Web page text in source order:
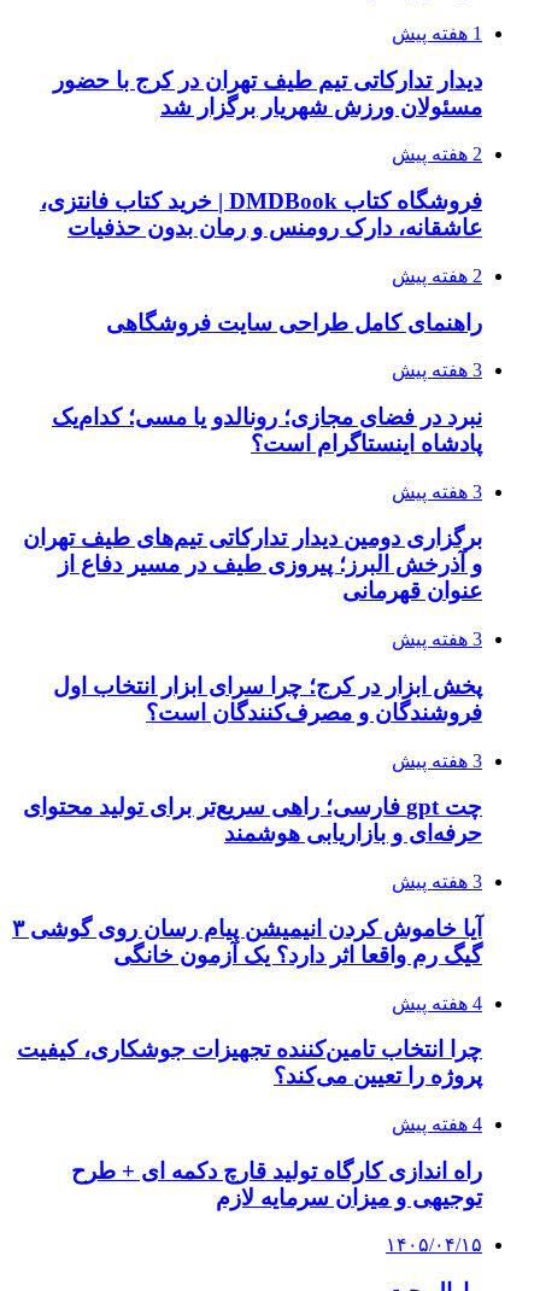
1 هفته پیش
دیدار تدارکاتی تیم طیف تهران در کرج با حضور
مسئولان ورزش شهریار برگزار شد
2 هفته پیش
فروشگاه کتاب DMDBook | خرید کتاب فانتزی،
عاشقانه، دارک رومنس و رمان بدون حذفیات
2 هفته پیش
راهنمای کامل طراحی سایت فروشگاهی
3 هفته پیش
نبرد در فضای مجازی؛ رونالدو یا مسی؛ کدام‌یک
پادشاه اینستاگرام است؟
3 هفته پیش
برگزاری دومین دیدار تدارکاتی تیم‌های طیف تهران
و آذرخش البرز؛ پیروزی طیف در مسیر دفاع از
عنوان قهرمانی
3 هفته پیش
پخش ابزار در کرج؛ چرا سرای ابزار انتخاب اول
فروشندگان و مصرف‌کنندگان است؟
3 هفته پیش
چت gpt فارسی؛ راهی سریع‌تر برای تولید محتوای
حرفه‌ای و بازاریابی هوشمند
3 هفته پیش
آیا خاموش کردن انیمیشن پیام رسان روی گوشی ۳
گیگ رم واقعا اثر دارد؟ یک آزمون خانگی
4 هفته پیش
چرا انتخاب تامین‌کننده تجهیزات جوشکاری، کیفیت
پروژه را تعیین می‌کند؟
4 هفته پیش
راه اندازی کارگاه تولید قارچ دکمه ای + طرح
توجیهی و میزان سرمایه لازم
۱۴۰۵/۰۴/۱۵